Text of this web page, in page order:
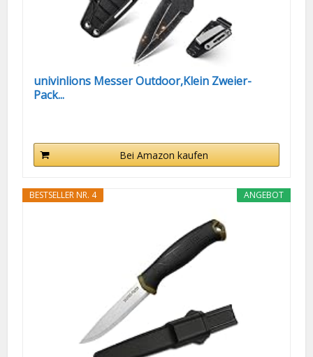
univinlions Messer Outdoor,Klein Zweier-
Pack...
Bei Amazon kaufen
ANGEBOT
BESTSELLER NR. 4